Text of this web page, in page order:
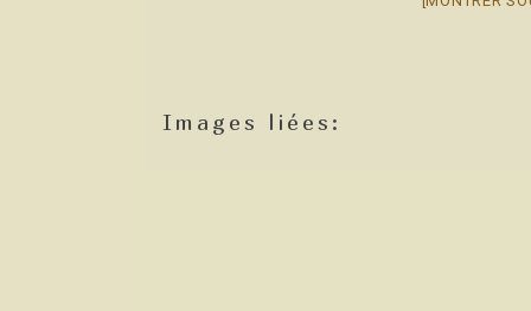
Images liées: